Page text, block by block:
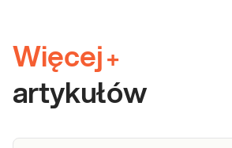
Więcej +
artykułów